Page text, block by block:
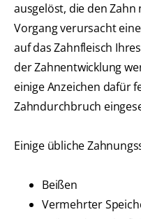
ausgelöst, die den
Vorgang verursacht
auf das Zahnfleisch
der Zahnentwicklung
einige Anzeichen dafür
Zahndurchbruch
Einige übliche
Beißen
Vermehrter